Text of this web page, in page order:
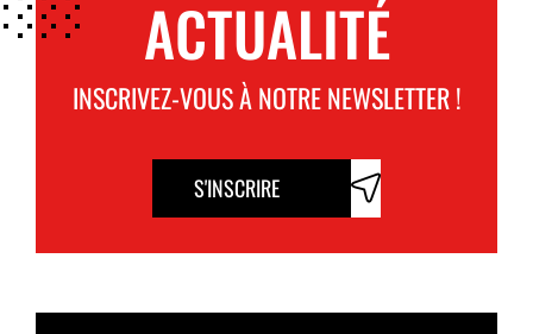
ACTUALITÉ
INSCRIVEZ-VOUS À NOTRE NEWSLETTER !
S'INSCRIRE